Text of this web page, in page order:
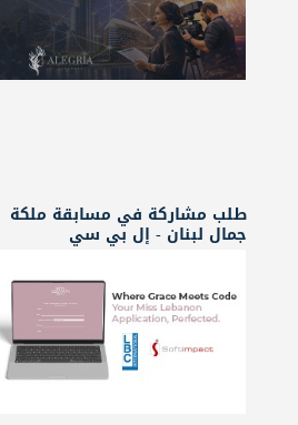
طلب مشاركة في مسابقة ملكة
جمال لبنان - إل بي سي